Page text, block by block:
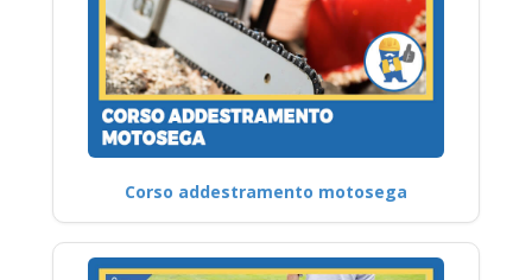
Corso addestramento motosega